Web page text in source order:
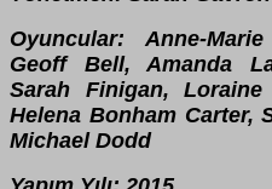
Oyuncular: Anne-
Geoff Bell, Amanda
Sarah Finigan,
Helena Bonham Carter,
Michael Dodd